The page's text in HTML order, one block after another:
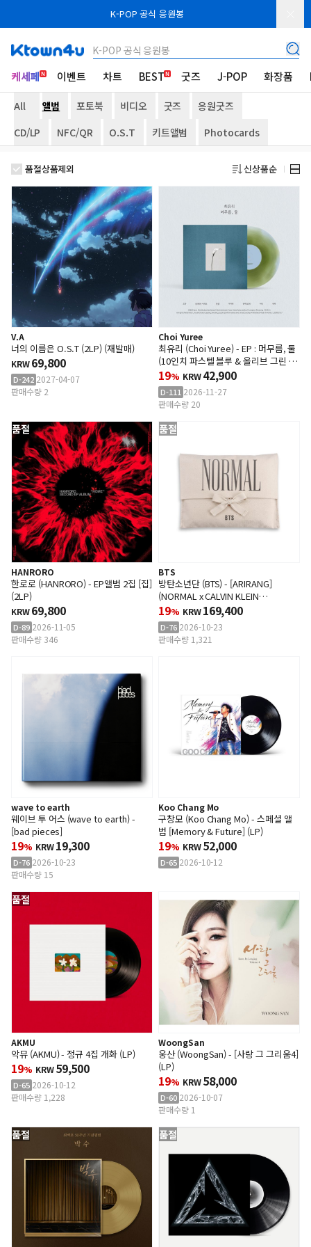
K-POP 공식 응원봉
K-POP 공식 응원봉
케세페 이벤트 차트 BEST 굿즈 J-POP 화장품
All 앨범 포토북 비디오 굿즈
응원굿즈
CD/LP
NFC/QR O.S.T 키트앨범 Photocards
품절상품제외 신상품순
V.A
너의 이름은 O.S.T (2LP) (재발매)
KRW69,800
D-242 2027-04-07
판매수량 2
Choi Yuree
최유리 (Choi Yuree) - EP : 머무름, 둘
(10인치 파스텔 블루 & 올리브 그린 바
이닐)
19% KRW42,900
D-111 2026-11-27
판매수량 20
품절
HANRORO
한로로 (HANRORO) - EP앨범 2집 [집]
(2LP)
KRW69,800
D-89 2026-11-05
판매수량 346
품절
BTS
방탄소년단 (BTS) - [ARIRANG]
(NORMAL x CALVIN KLEIN
SLEEPWEAR)
19% KRW169,400
D-76 2026-10-23
판매수량 1,321
wave to earth
웨이브 투 어스 (wave to earth) -
[bad pieces]
19% KRW19,300
D-76 2026-10-23
판매수량 15
Koo Chang Mo
구창모 (Koo Chang Mo) - 스페셜 앨
범 [Memory & Future] (LP)
19% KRW52,000
D-65 2026-10-12
품절
AKMU
악뮤 (AKMU) - 정규 4집 개화 (LP)
19% KRW59,500
D-65 2026-10-12
판매수량 1,228
WoongSan
웅산 (WoongSan) - [사랑 그 그리움4]
(LP)
19% KRW58,000
D-60 2026-10-07
판매수량 1
품절 품절